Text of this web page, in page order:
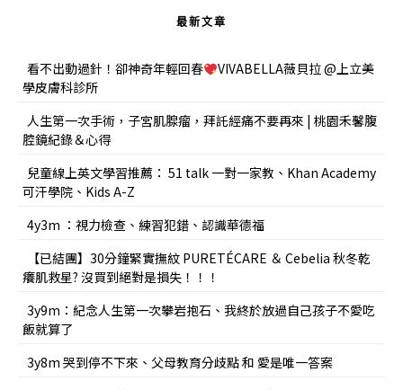
最新文章
看不出動過針！卻神奇年輕回春
VIVABELLA薇貝拉 @上立美
學皮膚科診所
人生第一次手術，子宮肌腺瘤，拜託經痛不要再來 | 桃園禾馨腹
腔鏡紀錄＆心得
兒童線上英文學習推薦： 51 talk 一對一家教、Khan Academy
可汗學院、Kids A-Z
4y3m ：視力檢查、練習犯錯、認識華德福
【已結團】30分鐘緊實撫紋 PURETÉCARE ＆ Cebelia 秋冬乾
癢肌救星? 沒買到絕對是損失！！！
3y9m：紀念人生第一次攀岩抱石、我終於放過自己孩子不愛吃
飯就算了
3y8m 哭到停不下來、父母教育分歧點 和 愛是唯一答案